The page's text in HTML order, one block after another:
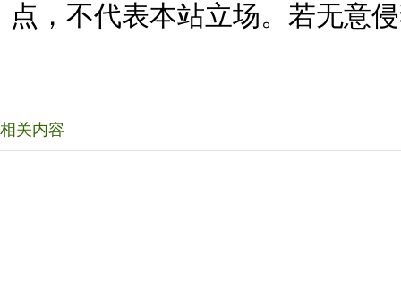
点，不代表本站立场。若无意
相关内容